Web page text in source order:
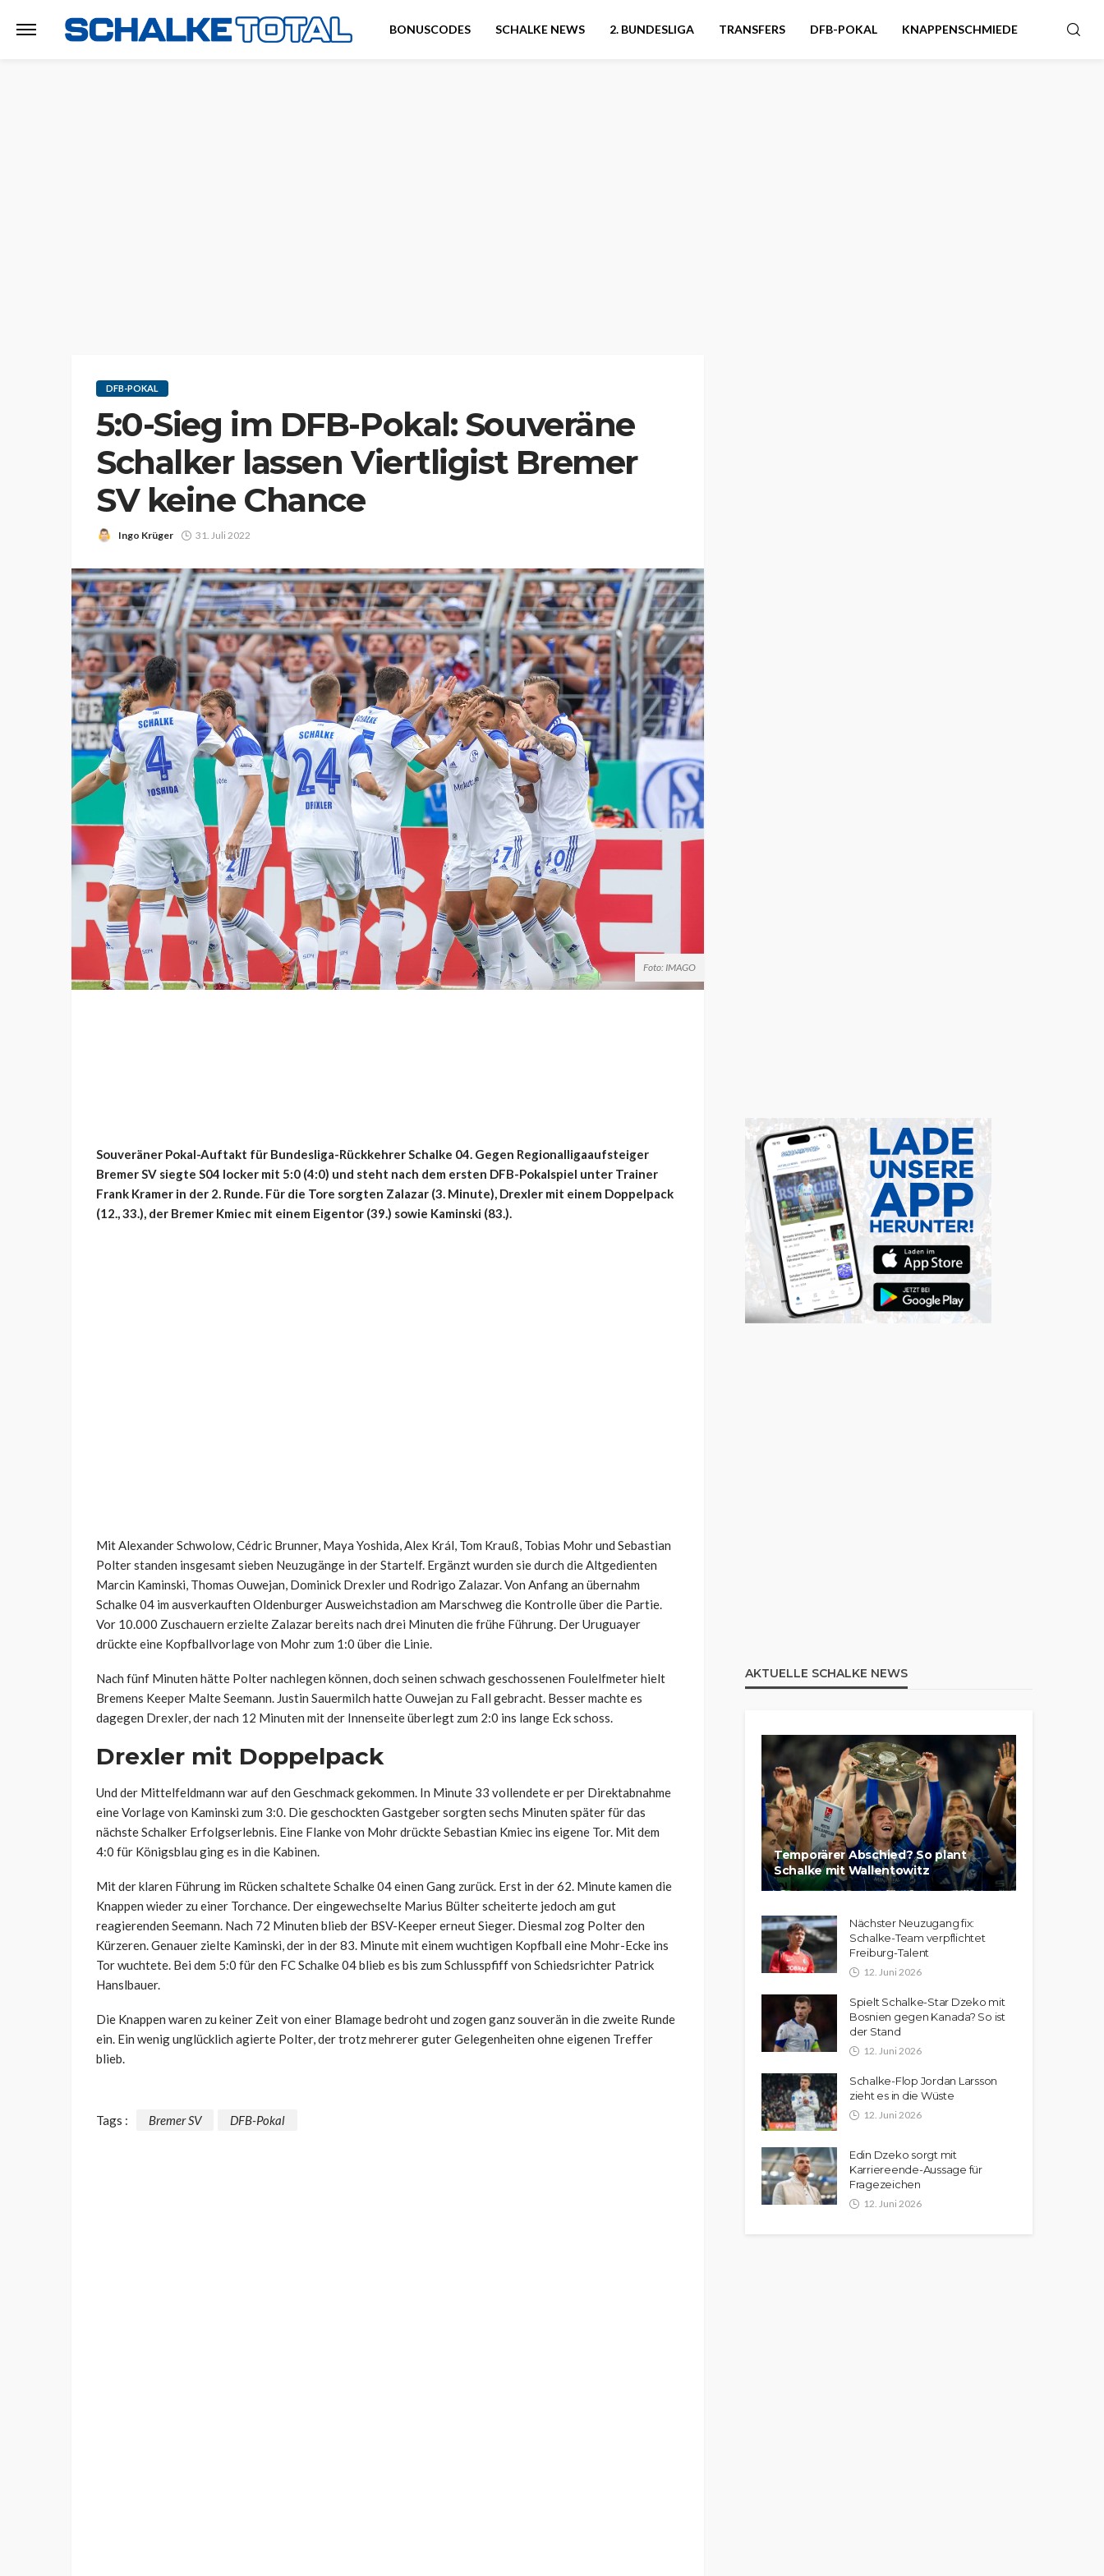
BONUSCODES SCHALKE NEWS 2. BUNDESLIGA TRANSFERS DFB-POKAL KNAPPENSCHMIEDE
DFB-POKAL
5:0-Sieg im DFB-Pokal: Souveräne
Schalker lassen Viertligist Bremer
SV keine Chance
Ingo Krüger 31. Juli 2022
Foto: IMAGO
Souveräner Pokal-Auftakt für Bundesliga-Rückkehrer Schalke 04. Gegen Regionalligaaufsteiger
Bremer SV siegte S04 locker mit 5:0 (4:0) und steht nach dem ersten DFB-Pokalspiel unter Trainer
Frank Kramer in der 2. Runde. Für die Tore sorgten Zalazar (3. Minute), Drexler mit einem Doppelpack
(12., 33.), der Bremer Kmiec mit einem Eigentor (39.) sowie Kaminski (83.).
Mit Alexander Schwolow, Cédric Brunner, Maya Yoshida, Alex Král, Tom Krauß, Tobias Mohr und Sebastian
Polter standen insgesamt sieben Neuzugänge in der Startelf. Ergänzt wurden sie durch die Altgedienten
Marcin Kaminski, Thomas Ouwejan, Dominick Drexler und Rodrigo Zalazar. Von Anfang an übernahm
Schalke 04 im ausverkauften Oldenburger Ausweichstadion am Marschweg die Kontrolle über die Partie.
Vor 10.000 Zuschauern erzielte Zalazar bereits nach drei Minuten die frühe Führung. Der Uruguayer
drückte eine Kopfballvorlage von Mohr zum 1:0 über die Linie.
Nach fünf Minuten hätte Polter nachlegen können, doch seinen schwach geschossenen Foulelfmeter hielt
Bremens Keeper Malte Seemann. Justin Sauermilch hatte Ouwejan zu Fall gebracht. Besser machte es
dagegen Drexler, der nach 12 Minuten mit der Innenseite überlegt zum 2:0 ins lange Eck schoss.
Drexler mit Doppelpack
Und der Mittelfeldmann war auf den Geschmack gekommen. In Minute 33 vollendete er per Direktabnahme
eine Vorlage von Kaminski zum 3:0. Die geschockten Gastgeber sorgten sechs Minuten später für das
nächste Schalker Erfolgserlebnis. Eine Flanke von Mohr drückte Sebastian Kmiec ins eigene Tor. Mit dem
4:0 für Königsblau ging es in die Kabinen.
Mit der klaren Führung im Rücken schaltete Schalke 04 einen Gang zurück. Erst in der 62. Minute kamen die
Knappen wieder zu einer Torchance. Der eingewechselte Marius Bülter scheiterte jedoch am gut
reagierenden Seemann. Nach 72 Minuten blieb der BSV-Keeper erneut Sieger. Diesmal zog Polter den
Kürzeren. Genauer zielte Kaminski, der in der 83. Minute mit einem wuchtigen Kopfball eine Mohr-Ecke ins
Tor wuchtete. Bei dem 5:0 für den FC Schalke 04 blieb es bis zum Schlusspfiff von Schiedsrichter Patrick
Hanslbauer.
Die Knappen waren zu keiner Zeit von einer Blamage bedroht und zogen ganz souverän in die zweite Runde
ein. Ein wenig unglücklich agierte Polter, der trotz mehrerer guter Gelegenheiten ohne eigenen Treffer
blieb.
Tags : Bremer SV DFB-Pokal
AKTUELLE SCHALKE NEWS
Temporärer Abschied? So plant
Schalke mit Wallentowitz
Nächster Neuzugang fix:
Schalke-Team verpflichtet
Freiburg-Talent
12. Juni 2026
Spielt Schalke-Star Dzeko mit
Bosnien gegen Kanada? So ist
der Stand
12. Juni 2026
Schalke-Flop Jordan Larsson
zieht es in die Wüste
12. Juni 2026
Edin Dzeko sorgt mit
Karriereende-Aussage für
Fragezeichen
12. Juni 2026